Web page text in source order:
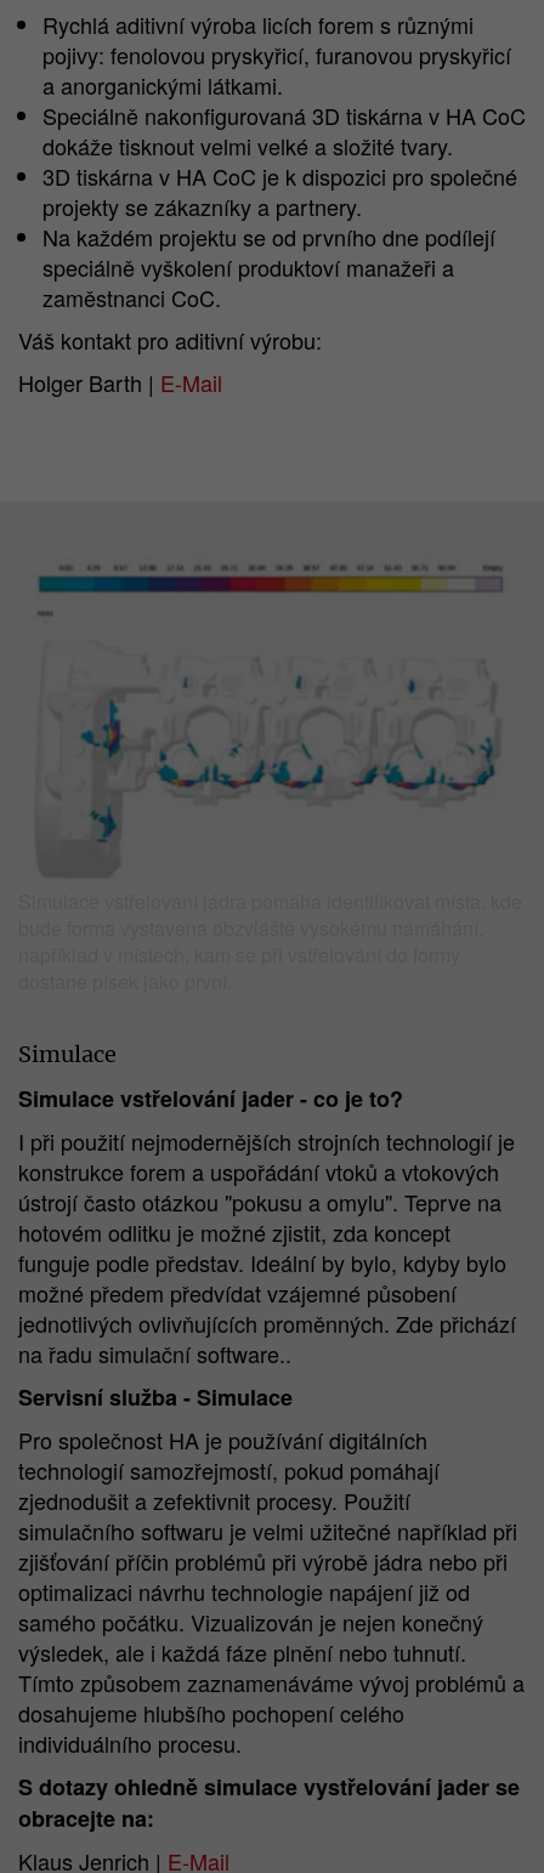
Rychlá aditivní výroba licích forem s různými
pojivy: fenolovou pryskyřicí, furanovou pryskyřicí
a anorganickými látkami.
Speciálně nakonfigurovaná 3D tiskárna v HA CoC
dokáže tisknout velmi velké a složité tvary.
3D tiskárna v HA CoC je k dispozici pro společné
projekty se zákazníky a partnery.
Na každém projektu se od prvního dne podílejí
speciálně vyškolení produktoví manažeři a
zaměstnanci CoC.
Váš kontakt pro aditivní výrobu:
Holger Barth | E-Mail
Simulace
Simulace vstřelování jader - co je to?
I při použití nejmodernějších strojních technologií je
konstrukce forem a uspořádání vtoků a vtokových
ústrojí často otázkou "pokusu a omylu". Teprve na
hotovém odlitku je možné zjistit, zda koncept
funguje podle představ. Ideální by bylo, kdyby bylo
možné předem předvídat vzájemné působení
jednotlivých ovlivňujících proměnných. Zde přichází
na řadu simulační software..
Servisní služba - Simulace
Pro společnost HA je používání digitálních
technologií samozřejmostí, pokud pomáhají
zjednodušit a zefektivnit procesy. Použití
simulačního softwaru je velmi užitečné například při
zjišťování příčin problémů při výrobě jádra nebo při
optimalizaci návrhu technologie napájení již od
samého počátku. Vizualizován je nejen konečný
výsledek, ale i každá fáze plnění nebo tuhnutí.
Tímto způsobem zaznamenáváme vývoj problémů a
dosahujeme hlubšího pochopení celého
individuálního procesu.
S dotazy ohledně simulace vystřelování jader se
obracejte na:
Klaus Jenrich | E-Mail